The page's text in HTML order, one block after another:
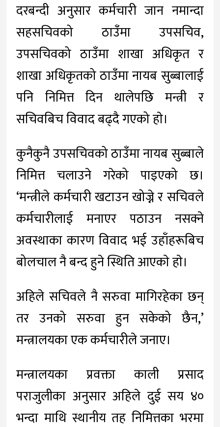
दरबन्दी अनुसार कर्मचारी जान नमान्दा
सहसचिवको ठाउँमा उपसचिव,
उपसचिवको ठाउँमा शाखा अधिकृत र
शाखा अधिकृतको ठाउँमा नायब सुब्बालाई
पनि निमित्त दिन थालेपछि मन्त्री र
सचिवबिच विवाद बढ्दै गएको हाे।
कुनैकुनै उपसचिवको ठाउँमा नायब सुब्बाले
निमित्त चलाउने गरेको पाइएको छ।
‘मन्त्रीले कर्मचारी खटाउन खोज्ने र सचिवले
कर्मचारीलाई मनाएर पठाउन नसक्ने
अवस्थाका कारण विवाद भई उहाँहरूबिच
बोलचाल नै बन्द हुने स्थिति आएकाे हाे।
अहिले सचिवले नै सरुवा मागिरहेका छन्
तर उनको सरुवा हुन सकेको छैन,’
मन्त्रालयका एक कर्मचारीले जनाए।
मन्त्रालयका प्रवक्ता काली प्रसाद
पराजुलीका अनुसार अहिले दुई सय ४०
भन्दा माथि स्थानीय तह निमित्तका भरमा